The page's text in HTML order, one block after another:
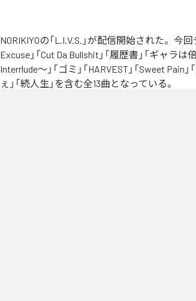
NORIKIYOの「L.I.V.S.」が配信開始された。今
Excuse」「Cut Da Bullshit」「履歴書」「ギャラは
Interrlude～」「ゴミ」「HARVEST」「Sweet Pain
ぇ」「続人生」を含む全13曲となっている。